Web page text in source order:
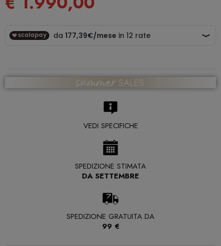
VEDI SPECIFICHE
SPEDIZIONE STIMATA
DA SETTEMBRE
SPEDIZIONE GRATUITA DA
99 €